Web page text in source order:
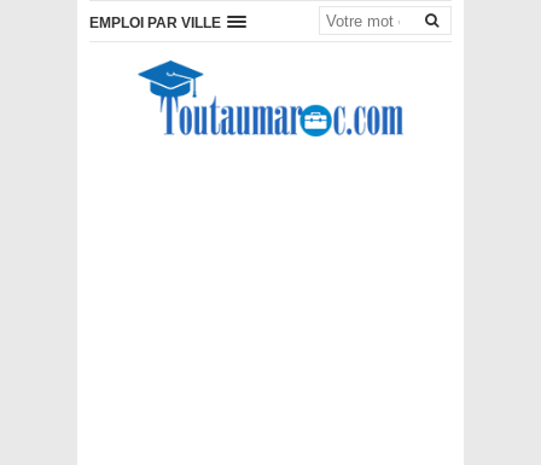
EMPLOI PAR VILLE